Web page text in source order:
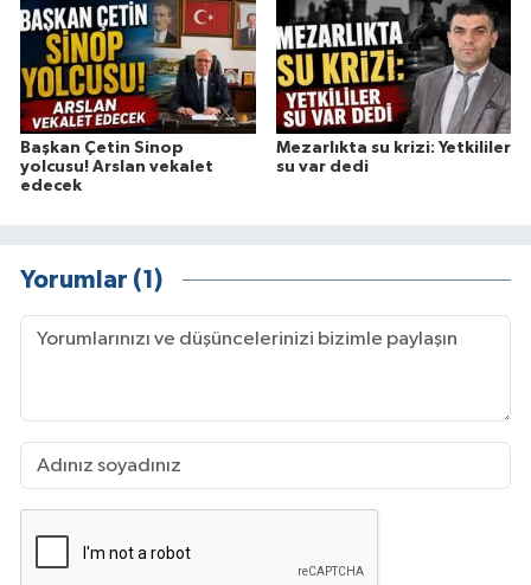
Başkan Çetin Sinop
yolcusu! Arslan vekalet
edecek
Mezarlıkta su krizi: Yetkililer
su var dedi
Yorumlar (1)